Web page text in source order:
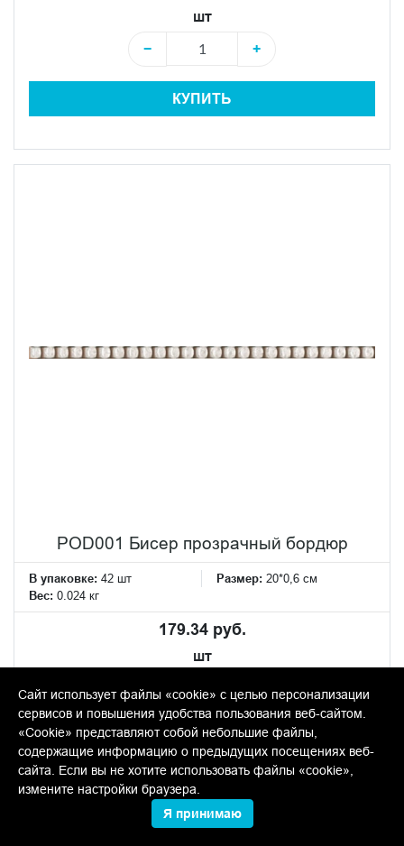
шт
−
+
КУПИТЬ
POD001 Бисер прозрачный бордюр
В упаковке: 42 шт Размер: 20*0,6 см
Вес: 0.024 кг
179.34 руб.
шт
−
+
КУПИТЬ
Сайт использует файлы «cookie» с целью персонализации
сервисов и повышения удобства пользования веб-сайтом.
«Cookie» представляют собой небольшие файлы,
содержащие информацию о предыдущих посещениях веб-
сайта. Если вы не хотите использовать файлы «cookie»,
измените настройки браузера.
Я принимаю